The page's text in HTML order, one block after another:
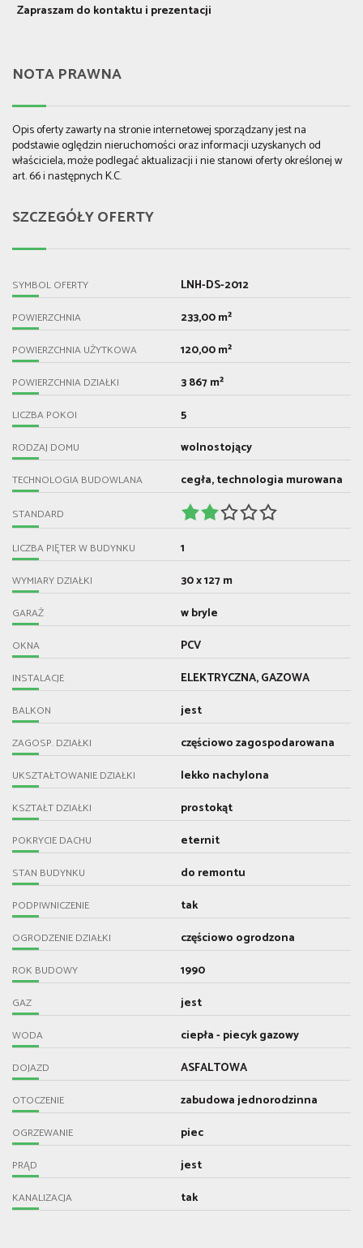
Zapraszam do kontaktu i prezentacji
NOTA PRAWNA
Opis oferty zawarty na stronie internetowej sporządzany jest na
podstawie oględzin nieruchomości oraz informacji uzyskanych od
właściciela, może podlegać aktualizacji i nie stanowi oferty określonej w
art. 66 i następnych K.C.
SZCZEGÓŁY OFERTY
SYMBOL OFERTY LNH-DS-2012
POWIERZCHNIA 233,00 m²
POWIERZCHNIA UŻYTKOWA 120,00 m²
POWIERZCHNIA DZIAŁKI 3 867 m²
LICZBA POKOI 5
RODZAJ DOMU wolnostojący
TECHNOLOGIA BUDOWLANA cegła, technologia murowana
STANDARD
LICZBA PIĘTER W BUDYNKU 1
WYMIARY DZIAŁKI 30 x 127 m
GARAŻ w bryle
OKNA PCV
INSTALACJE ELEKTRYCZNA, GAZOWA
BALKON jest
ZAGOSP. DZIAŁKI częściowo zagospodarowana
UKSZTAŁTOWANIE DZIAŁKI lekko nachylona
KSZTAŁT DZIAŁKI prostokąt
POKRYCIE DACHU eternit
STAN BUDYNKU do remontu
PODPIWNICZENIE tak
OGRODZENIE DZIAŁKI częściowo ogrodzona
ROK BUDOWY 1990
GAZ jest
WODA ciepła - piecyk gazowy
DOJAZD ASFALTOWA
OTOCZENIE zabudowa jednorodzinna
OGRZEWANIE piec
PRĄD jest
KANALIZACJA tak